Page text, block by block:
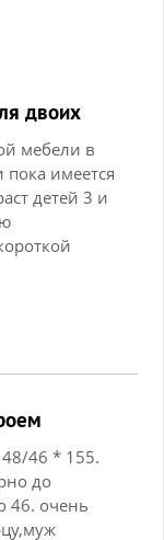
двоих
мебели в
имеется
детей 3 и
46 * 155.
до
46. очень